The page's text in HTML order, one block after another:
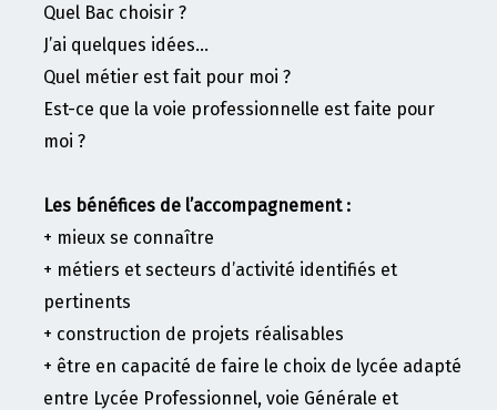
Quel Bac choisir ?
J’ai quelques idées…
Quel métier est fait pour moi ?
Est-ce que la voie professionnelle est faite pour
moi ?
Les bénéfices de l’accompagnement :
+ mieux se connaître
+ métiers et secteurs d’activité identifiés et
pertinents
+ construction de projets réalisables
+ être en capacité de faire le choix de lycée adapté
entre Lycée Professionnel, voie Générale et